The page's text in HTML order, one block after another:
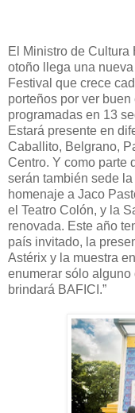
El Ministro de Cultura
otoño llega una
Festival que crece
porteños por ver
programadas en 13
Estará presente en
Caballito, Belgrano,
Centro. Y como parte
serán también sede
homenaje a Jaco
el Teatro Colón, y la
renovada. Este año
país invitado, la
Astérix y la muestra
enumerar sólo
brindará BAFICI.”